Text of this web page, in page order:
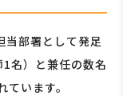
当部署として発足
名）と兼任の数名
います。